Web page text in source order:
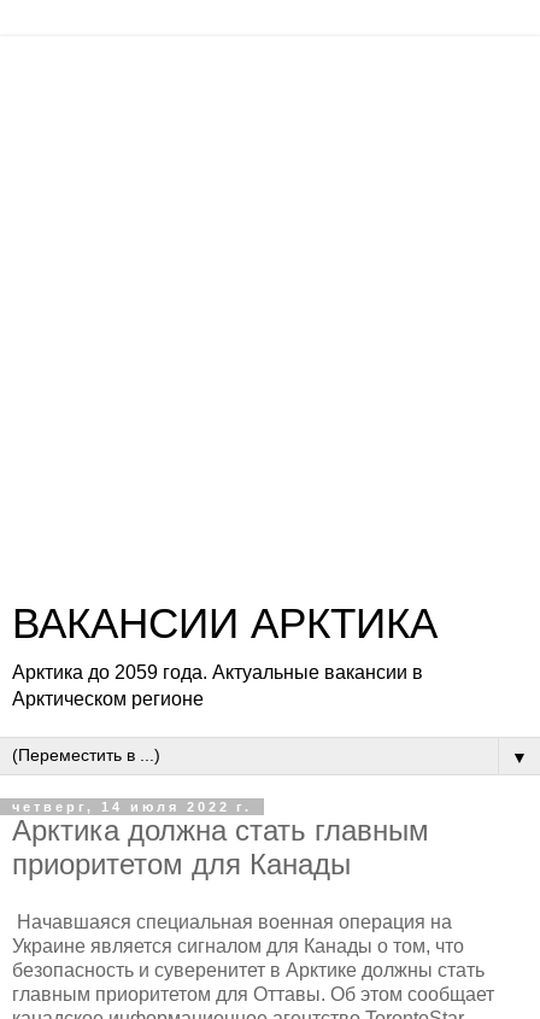
ВАКАНСИИ АРКТИКА
Арктика до 2059 года. Актуальные вакансии в
Арктическом регионе
▼
четверг, 14 июля 2022 г.
Арктика должна стать главным
приоритетом для Канады
Начавшаяся специальная военная операция на
Украине является сигналом для Канады о том, что
безопасность и суверенитет в Арктике должны стать
главным приоритетом для Оттавы. Об этом сообщает